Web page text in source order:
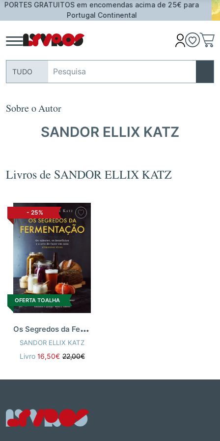
de 25€ para
Oferta de Toalha de Praia em
TUDO
Sobre o Autor
SANDOR ELLIX KATZ
Livros de SANDOR ELLIX KATZ
- 25%
OFERTA TOALHA
O
s Segredos da Fermentação
SANDOR ELLIX KATZ
Livro 16,50€ 22,00€